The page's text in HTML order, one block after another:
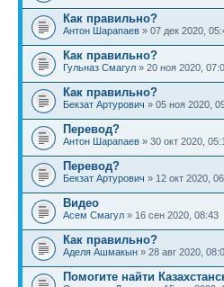
Как правильно?
Антон Шарапаев » 07 дек 2020,
Как правильно?
Гульназ Смагул » 20 ноя 2020,
Как правильно?
Бекзат Артурович » 05 ноя 2020,
Перевод?
Антон Шарапаев » 30 окт 2020,
Перевод?
Бекзат Артурович » 12 окт 2020,
Видео
Асем Смагул » 16 сен 2020, 08:43
Как правильно?
Аделя Ашмакын » 28 авг 2020,
Помогите найти